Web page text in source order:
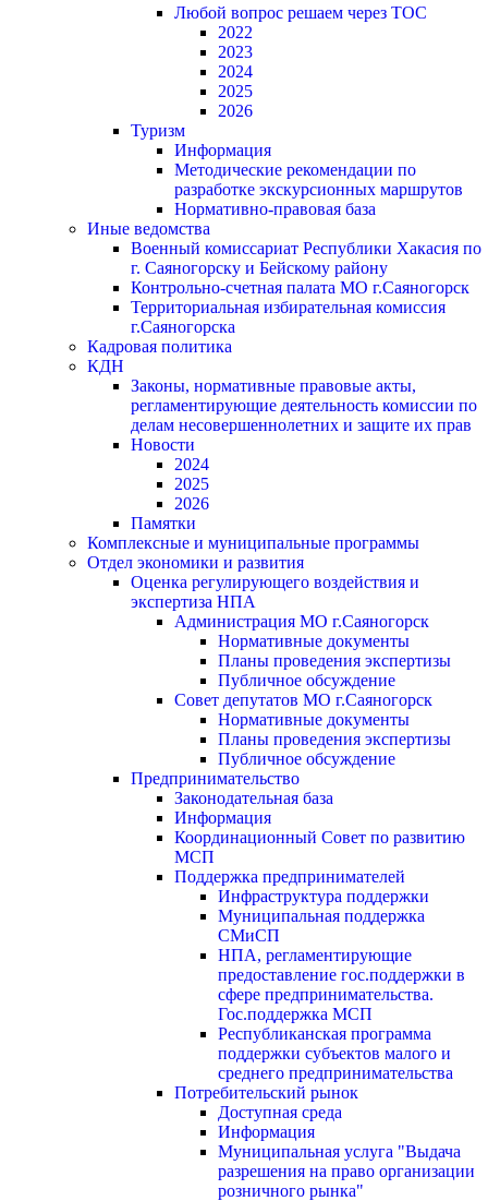
Любой вопрос решаем через ТОС
2022
2023
2024
2025
2026
Туризм
Информация
Методические рекомендации по
разработке экскурсионных маршрутов
Нормативно-правовая база
Иные ведомства
Военный комиссариат Республики Хакасия по
г. Саяногорску и Бейскому району
Контрольно-счетная палата МО г.Саяногорск
Территориальная избирательная комиссия
г.Саяногорска
Кадровая политика
КДН
Законы, нормативные правовые акты,
регламентирующие деятельность комиссии по
делам несовершеннолетних и защите их прав
Новости
2024
2025
2026
Памятки
Комплексные и муниципальные программы
Отдел экономики и развития
Оценка регулирующего воздействия и
экспертиза НПА
Администрация МО г.Саяногорск
Нормативные документы
Планы проведения экспертизы
Публичное обсуждение
Совет депутатов МО г.Саяногорск
Нормативные документы
Планы проведения экспертизы
Публичное обсуждение
Предпринимательство
Законодательная база
Информация
Координационный Совет по развитию
МСП
Поддержка предпринимателей
Инфраструктура поддержки
Муниципальная поддержка
СМиСП
НПА, регламентирующие
предоставление гос.поддержки в
сфере предпринимательства.
Гос.поддержка МСП
Республиканская программа
поддержки субъектов малого и
среднего предпринимательства
Потребительский рынок
Доступная среда
Информация
Муниципальная услуга "Выдача
разрешения на право организации
розничного рынка"